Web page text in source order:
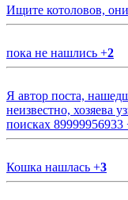
Ищите котоловов,
пока не нашлись +2
Я автор поста,
неизвестно, хозяева
поисках 89999956933
Кошка нашлась +3